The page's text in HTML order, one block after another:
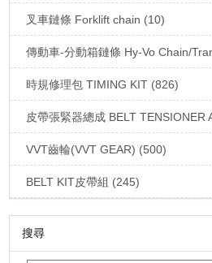
叉車鏈條 Forklift chain (10)
傳動車-分動箱鏈條 Hy-Vo Chain/
時規修理包 TIMING KIT (826)
皮帶張緊器總成 BELT TENSIONER
VVT齒輪(VVT GEAR) (500)
BELT KIT皮帶組 (245)
搜尋